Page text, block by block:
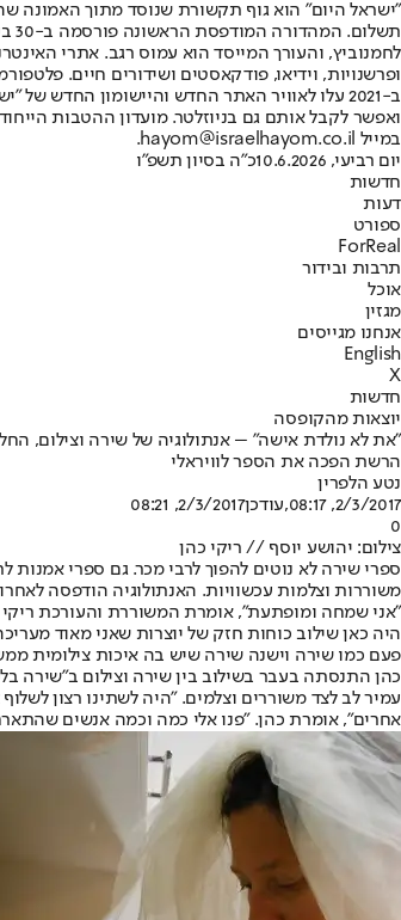
"ישראל היום" הוא גוף תקשורת שנוסד מתוך האמונה
ופרשנויות, וידיאו, פודקאסטים ושידורים חיים.
ב-2021 עלו לאוויר האתר החדש והיישומון
ואפשר לקבל אותם גם בניוזלטר. מועדון ההטבות
במייל hayom@israelhayom.co.il.
יום רביעי, 10.6.2026
כ"ה בסיון תשפ"ו
חדשות
דעות
ספורט
ForReal
תרבות ובידור
אוכל
מגזין
אנחנו מגייסים
English
X
חדשות
יוצאות מהקופסה
"את לא נולדת אישה" – אנתולוגיה של שירה וצילום,
הרשת הפכה את הספר לוויראלי
נטע הלפרין
2/3/2017, 08:17
,עודכן2/3/2017, 08:21
0
צילום: יהושע יוסף // ריקי כהן
ספרי שירה לא נוטים להפוך לרבי מכר. גם ספרי
משוררות וצלמות עכשוויות. האנתולוגיה הודפסה לאחרונה במהדורה נוספת בת 1,000 עותקים ותנחת עוד כשבועיים
"אני שמחה ומופתעת", אומרת המשוררת והעורכת ריקי
היה כאן שילוב כוחות חזק של יוצרות שאני מאוד
פעם כמו שירה וישנה שירה שיש בה איכות צילומית
עמיר לב לצד משוררים וצלמים. "היה לשתינו רצון
אחרים", אומרת כהן. "פנו אלי כמה וכמה אנשים